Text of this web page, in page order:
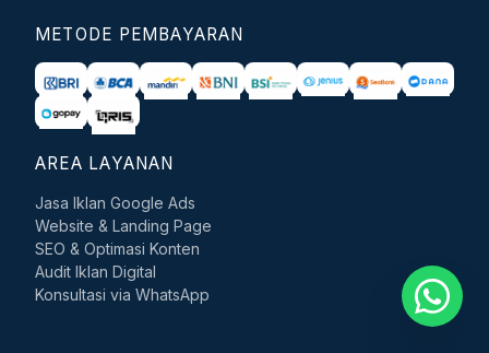
METODE PEMBAYARAN
AREA LAYANAN
Jasa Iklan Google Ads
Website & Landing Page
SEO & Optimasi Konten
Audit Iklan Digital
Konsultasi via WhatsApp